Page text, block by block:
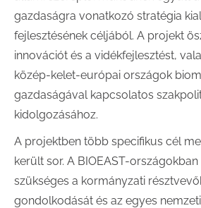
gazdaságra vonatkozó stratégia
fejlesztésének céljából. A projekt
innovációt és a vidékfejlesztést,
közép-kelet-európai országok
gazdaságával kapcsolatos
kidolgozásához.
A projektben több specifikus cél
került sor. A BIOEAST-
szükséges a kormányzati
gondolkodását és az egyes